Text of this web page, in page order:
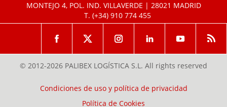
MONTEJO 4, POL. IND. VILLAVERDE | 28021 MADRID
T. (+34) 910 774 455
© 2012-2026 PALIBEX LOGÍSTICA S.L. All rights reserved
Condiciones de uso y política de privacidad
Política de Cookies